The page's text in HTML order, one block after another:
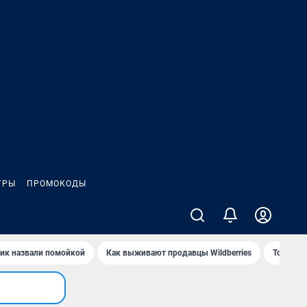
ПРОМОКОДЫ
назвали помойкой Как выживают продавцы Wildberries Топ